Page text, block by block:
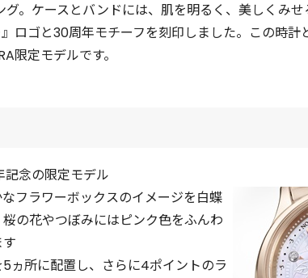
グ。ケースとバンドには、肌を明るく、美しくみ
ロゴと30周年モチーフを刻印しました。この時計
限定モデルです。
念の限定モデル
フラワーボックスのイメージを白蝶
の花やつぼみにはピンク色をふんわ
ヵ所に配置し、さらに4ポイントのラ